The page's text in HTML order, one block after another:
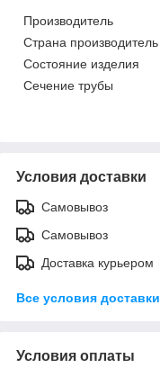
Производитель
Страна производитель
Состояние изделия
Сечение трубы
Условия доставки
Самовывоз
Самовывоз
Доставка курьером
Все условия доставки
Условия оплаты